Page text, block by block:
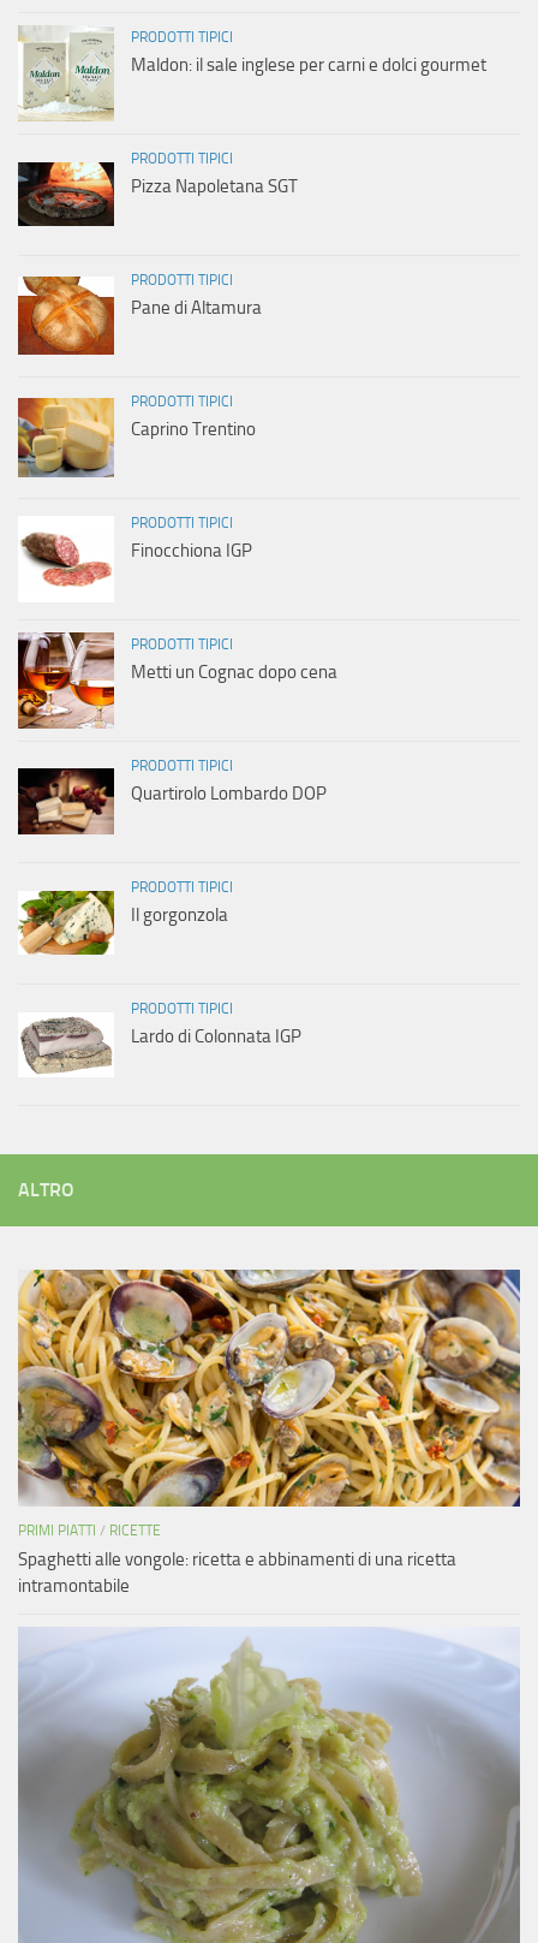
PRODOTTI TIPICI
Maldon: il sale inglese per carni e dolci gourmet
PRODOTTI TIPICI
Pizza Napoletana SGT
PRODOTTI TIPICI
Pane di Altamura
PRODOTTI TIPICI
Caprino Trentino
PRODOTTI TIPICI
Finocchiona IGP
PRODOTTI TIPICI
Metti un Cognac dopo cena
PRODOTTI TIPICI
Quartirolo Lombardo DOP
PRODOTTI TIPICI
Il gorgonzola
PRODOTTI TIPICI
Lardo di Colonnata IGP
ALTRO
PRIMI PIATTI / RICETTE
Spaghetti alle vongole: ricetta e abbinamenti di una ricetta
intramontabile